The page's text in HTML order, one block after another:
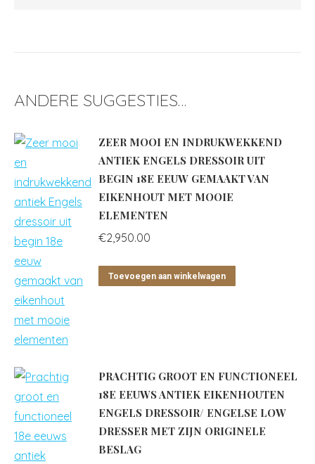
ANDERE SUGGESTIES…
ZEER MOOI EN INDRUKWEKKEND
ANTIEK ENGELS DRESSOIR UIT
BEGIN 18E EEUW GEMAAKT VAN
EIKENHOUT MET MOOIE
ELEMENTEN
€2,950.00
Toevoegen aan winkelwagen
PRACHTIG GROOT EN FUNCTIONEEL
18E EEUWS ANTIEK EIKENHOUTEN
ENGELS DRESSOIR/ ENGELSE LOW
DRESSER MET ZIJN ORIGINELE
BESLAG